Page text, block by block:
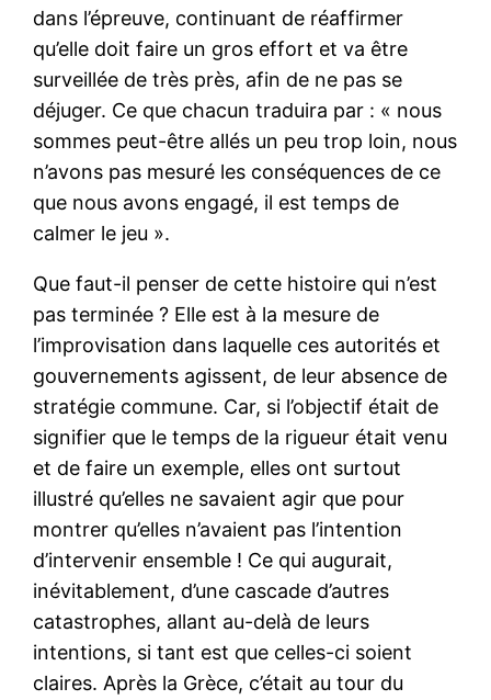
dans l’épreuve, continuant de réaffirmer
qu’elle doit faire un gros effort et va être
surveillée de très près, afin de ne pas se
déjuger. Ce que chacun traduira par : « nous
sommes peut-être allés un peu trop loin, nous
n’avons pas mesuré les conséquences de ce
que nous avons engagé, il est temps de
calmer le jeu ».
Que faut-il penser de cette histoire qui n’est
pas terminée ? Elle est à la mesure de
l’improvisation dans laquelle ces autorités et
gouvernements agissent, de leur absence de
stratégie commune. Car, si l’objectif était de
signifier que le temps de la rigueur était venu
et de faire un exemple, elles ont surtout
illustré qu’elles ne savaient agir que pour
montrer qu’elles n’avaient pas l’intention
d’intervenir ensemble ! Ce qui augurait,
inévitablement, d’une cascade d’autres
catastrophes, allant au-delà de leurs
intentions, si tant est que celles-ci soient
claires. Après la Grèce, c’était au tour du